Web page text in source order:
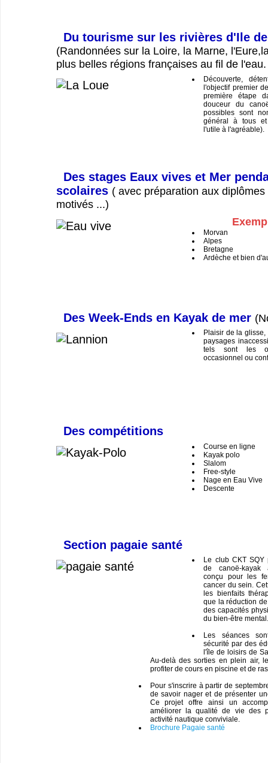
Du tourisme sur les rivières d'Ile
(Randonnées sur la Loire, la Marne,
plus belles régions françaises au fil de l'eau.
Découverte,
l'objectif premier
première étape
douceur du
possibles sont
général à tous
l'utile à l'agréable).
Des stages Eaux vives et Mer
scolaires ( avec préparation aux
motivés ...)
Morvan
Alpes
Bretagne
Ardèche et bien
Des Week-Ends en Kayak de mer
Plaisir de la
paysages
tels sont les
occasionnel ou
Des compétitions
Course en ligne
Kayak polo
Slalom
Free-style
Nage en Eau Vive
Descente
Section pagaie santé
Le club CKT SQY
de canoë-kayak
conçu pour les
cancer du sein.
les bienfaits
que la réduction
des capacités
du bien-être
Les séances
sécurité par des
l'île de loisirs de
Au-delà des sorties en plein air,
profiter de cours en piscine et de
Pour s'inscrire à partir de
de savoir nager et de présenter
Ce projet offre ainsi un
améliorer la qualité de vie des
activité nautique conviviale.
Brochure Pagaie santé